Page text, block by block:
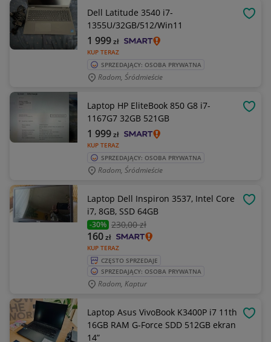
Dell Latitude 3540 i7-
1355U/32GB/512/Win11
KUP TERAZ
1 999zł
SPRZEDAJĄCY: OSOBA PRYWATNA
Radom, Śródmieście
Laptop HP EliteBook 850 G8 i7-
1167G7 32GB 521GB
KUP TERAZ
1 999zł
SPRZEDAJĄCY: OSOBA PRYWATNA
Radom, Śródmieście
Laptop Dell Inspiron 3537, Intel Core
i7, 8GB, SSD 64GB
-30% 230,00 zł
KUP TERAZ
160zł
CZĘSTO SPRZEDAJE
SPRZEDAJĄCY: OSOBA PRYWATNA
Radom, Kaptur
Laptop Asus VivoBook K3400P i7 11th
16GB RAM G-Force SDD 512GB ekran
14”